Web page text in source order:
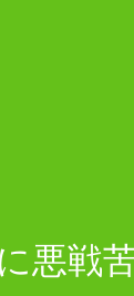
悪戦